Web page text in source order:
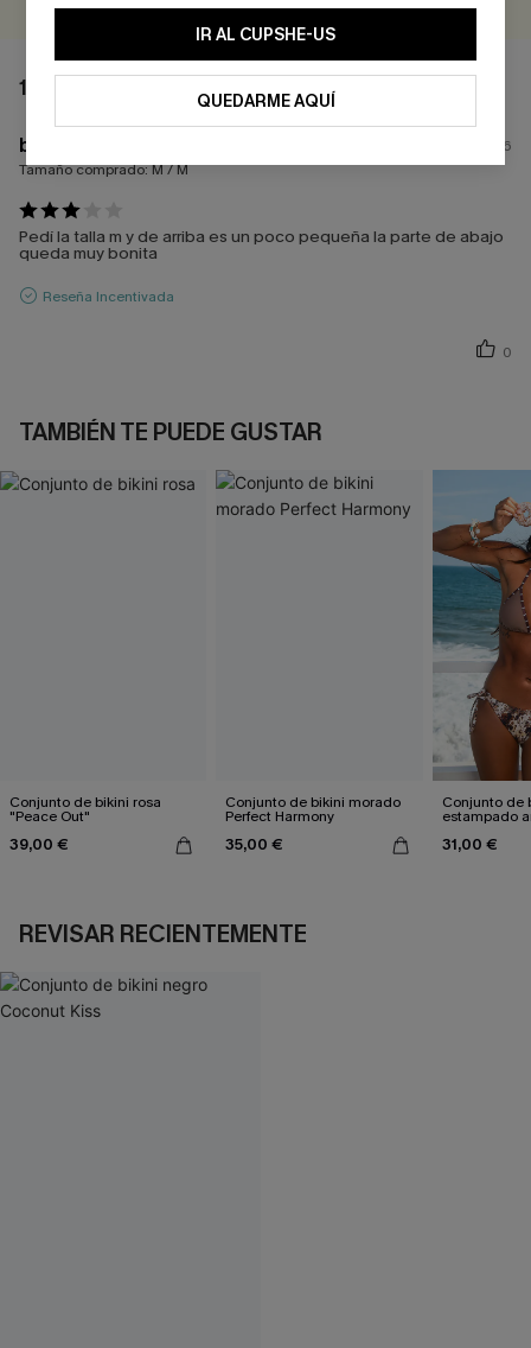
1 COMENTARIO
b****
31/07/2026
Tamaño comprado:M / M
Pedí la talla m y de arriba es un poco pequeña la parte de abajo
queda muy bonita
Reseña Incentivada
0
TAMBIÉN TE PUEDE GUSTAR
Conjunto de bikini rosa
"Peace Out"
39,00 €
Conjunto de bikini morado
Perfect Harmony
35,00 €
Conjunto de
estampado
31,00 €
REVISAR RECIENTEMENTE
IR AL CUPSHE-US
QUEDARME AQUÍ